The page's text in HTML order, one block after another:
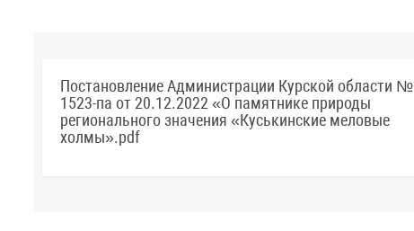
Постановление Администрации Курской области №
1523-па от 20.12.2022 «О памятнике природы
регионального значения «Куськинские меловые
холмы».pdf